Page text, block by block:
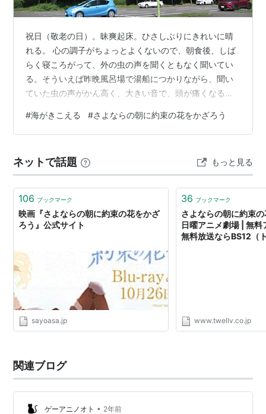
&ピクチャーズ、ランティス、P.A.WORKS、
配給：ショウゲート
キャスト
マキア：石見舞菜香
エリアル：入野自由
ラシーヌ：沢城みゆき
ラング：細谷佳正
ミド：佐藤利奈
ディタ：日笠陽子
メドメル：久野美咲
イゾル：杉田智和
バロウ：平田広明
主題歌
主題歌「ウィアートル」
リスト::アニメ作品//タイトル/さ行
画::題名::さ行
祝日（敬老の日）。昧爽起床。ひさしぶりにきれいに晴
れる。 心の調子がちょっとよくないので、朝食後、しば
らく寝ころがって、外の虫の声を聞くともなく聞いてい
る。そういえば昨晩風呂場で湯船につかりながら、聞い
ていた虫の声がかん高く、大きい音で、頭が痛くなるく
少しだけ家事をやったら、冷房の入ってない部屋はいま
だ蒸し暑いのなんのって。じんわりと汗が滲んでくる。
いるのだが。 市民プール。鼻が敏感な日なのか、更衣室
もトイレもくさいし、プールの水も匂った（さらに、ぬ
るいし）。外でつくつく法師が鳴く。 昼食は…
#海がきこえる #さよならの朝に約束の花をかざろう
ネットで話題 もっと見る
106 ブックマーク
映画『さよならの朝に約束の花をかざ
ろう』公式サイト
sayoasa.jp
36 ブックマーク
さよならの朝に約束
日曜アニメ劇場 | 無料
無料放送ならBS12（
www.twellv.co.jp
関連ブログ
ゲーアニノオト • 2年前